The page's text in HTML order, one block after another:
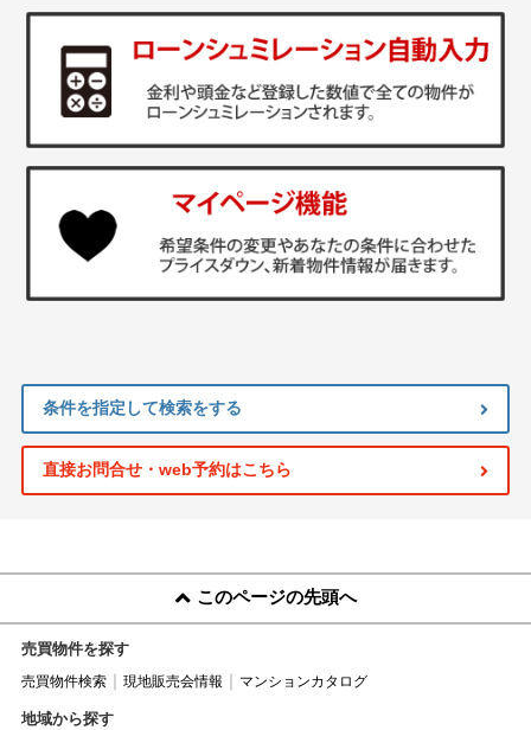
条件を指定して検索をする
直接お問合せ・web予約はこちら
このページの先頭へ
売買物件を探す
売買物件検索 現地販売会情報 マンションカタログ
地域から探す